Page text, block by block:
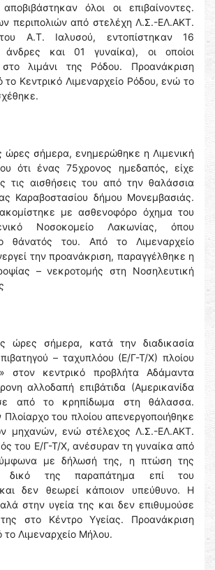
όλοι οι επιβαίνοντες.
περιπολιών από στελέχη Λ.Σ.-ΕΛ.ΑΚΤ.
Α.Τ. Ιαλυσού, εντοπίστηκαν 16
άνδρες και 01 γυναίκα), οι οποίοι
λιμάνι της Ρόδου. Προανάκριση
το Κεντρικό Λιμεναρχείο Ρόδου, ενώ το
ώρες σήμερα, ενημερώθηκε η Λιμενική
ότι ένας 75χρονος ημεδαπός, είχε
τις αισθήσεις του από την θαλάσσια
Καραβοστασίου δήμου Μονεμβασιάς.
με ασθενοφόρο όχημα του
Νοσοκομείο Λακωνίας, όπου
θάνατός του. Από το Λιμεναρχείο
την προανάκριση, παραγγέλθηκε η
– νεκροτομής στη Νοσηλευτική
ώρες σήμερα, κατά την διαδικασία
– ταχυπλόου (Ε/Γ-Τ/Χ) πλοίου
στον κεντρικό προβλήτα Αδάμαντα
αλλοδαπή επιβάτιδα (Αμερικανίδα
από το κρηπίδωμα στη θάλασσα.
του πλοίου απενεργοποιήθηκε
μηχανών, ενώ στέλεχος Λ.Σ.-ΕΛ.ΑΚΤ.
του Ε/Γ-Τ/Χ, ανέσυραν τη γυναίκα από
με δήλωσή της, η πτώση της
δικό της παραπάτημα επί του
δεν θεωρεί κάποιον υπεύθυνο. Η
στην υγεία της και δεν επιθυμούσε
στο Κέντρο Υγείας. Προανάκριση
το Λιμεναρχείο Μήλου.